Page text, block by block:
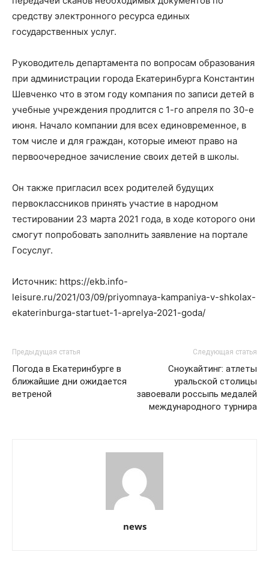
средству электронного ресурса единых
государственных услуг.
Руководитель департамента по вопросам образования
при администрации города Екатеринбурга Константин
Шевченко что в этом году компания по записи детей в
учебные учреждения продлится с 1-го апреля по 30-е
июня. Начало компании для всех единовременное, в
том числе и для граждан, которые имеют право на
первоочередное зачисление своих детей в школы.
Он также пригласил всех родителей будущих
первоклассников принять участие в народном
тестировании 23 марта 2021 года, в ходе которого они
смогут попробовать заполнить заявление на портале
Госуслуг.
Источник: https://ekb.info-
leisure.ru/2021/03/09/priyomnaya-kampaniya-v-shkolax-
ekaterinburga-startuet-1-aprelya-2021-goda/
Предыдущая статья
Погода в Екатеринбурге в
ближайшие дни ожидается
ветреной
Следующая статья
Сноукайтинг: атлеты
уральской столицы
завоевали россыпь медалей
международного турнира
news